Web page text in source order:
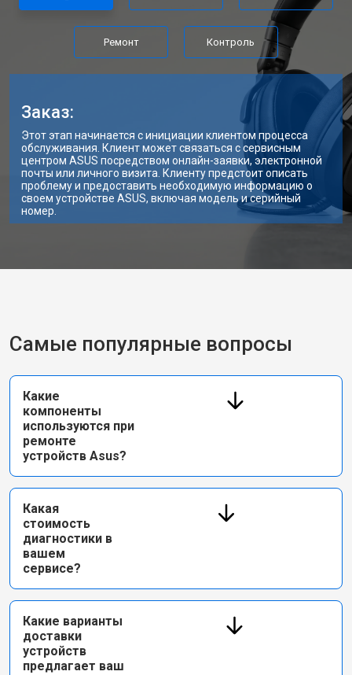
Ремонт Контроль
Заказ:
Этот этап начинается с инициации клиентом процесса
обслуживания. Клиент может связаться с сервисным
центром ASUS посредством онлайн-заявки, электронной
почты или личного визита. Клиенту предстоит описать
проблему и предоставить необходимую информацию о
своем устройстве ASUS, включая модель и серийный
номер.
Самые популярные вопросы
Какие
компоненты
используются при
ремонте
устройств Asus?
Какая
стоимость
диагностики в
вашем
сервисе?
Какие варианты
доставки
устройств
предлагает ваш